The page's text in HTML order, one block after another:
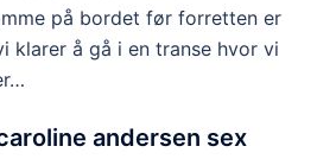
på bordet før forretten er
å gå i en transe hvor vi
andersen sex